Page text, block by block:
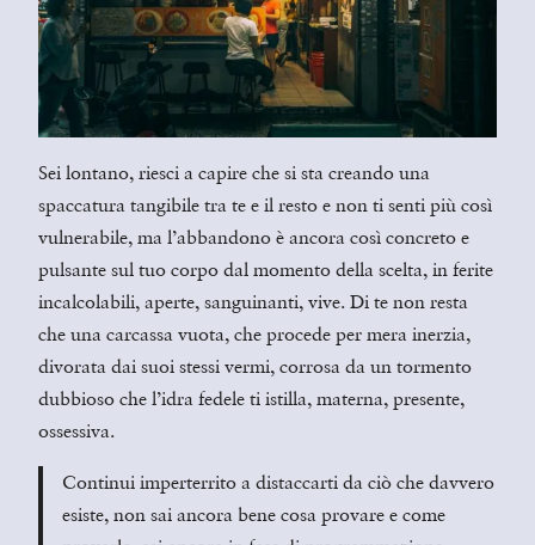
Sei lontano, riesci a capire che si sta creando una
spaccatura tangibile tra te e il resto e non ti senti più così
vulnerabile, ma l’abbandono è ancora così concreto e
pulsante sul tuo corpo dal momento della scelta, in ferite
incalcolabili, aperte, sanguinanti, vive. Di te non resta
che una carcassa vuota, che procede per mera inerzia,
divorata dai suoi stessi vermi, corrosa da un tormento
dubbioso che l’idra fedele ti istilla, materna, presente,
ossessiva.
Continui imperterrito a distaccarti da ciò che davvero
esiste, non sai ancora bene cosa provare e come